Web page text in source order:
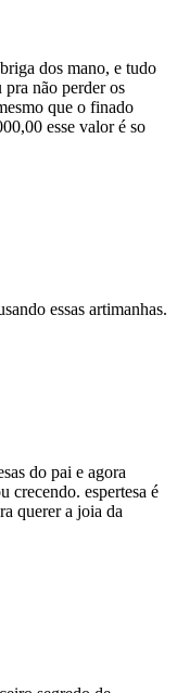
dos mano, e tudo
pra não perder os
que o finado
esse valor é so
essas artimanhas.
do pai e agora
crecendo. espertesa é
querer a joia da